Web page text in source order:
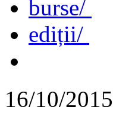
burse/
ediții/
16/10/2015